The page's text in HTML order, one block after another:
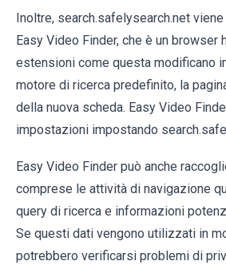
Inoltre, search.safelysearch.net
Easy Video Finder, che è un browser
estensioni come questa modificano
motore di ricerca predefinito, la
della nuova scheda. Easy Video
impostazioni impostando
Easy Video Finder può anche
comprese le attività di navigazione
query di ricerca e informazioni
Se questi dati vengono utilizzati in
potrebbero verificarsi problemi di